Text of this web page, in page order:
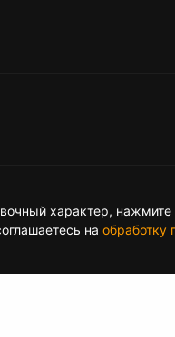
характер, нажмите
на обработку